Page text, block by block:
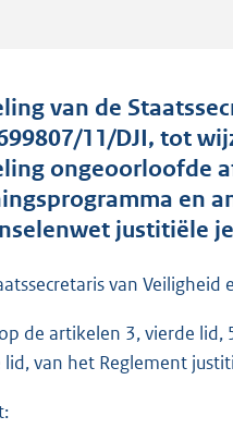
van de
11/DJI, tot
ongeoorloofde
en
justitiële
van Veiligheid
de artikelen 3, vierde
lid, van het Reglement